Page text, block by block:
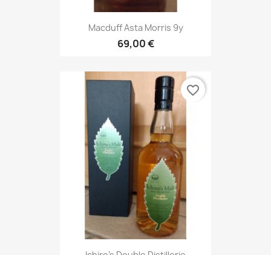
Macduff Asta Morris 9y
69,00 €
favorite_border